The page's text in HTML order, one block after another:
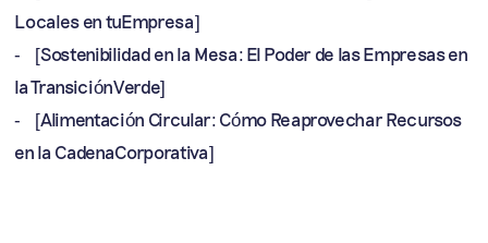
Locales en tuEmpresa]
- [Sostenibilidad en la Mesa: El Poder de las Empresas en
la TransiciónVerde]
- [Alimentación Circular: Cómo Reaprovechar Recursos
en la CadenaCorporativa]